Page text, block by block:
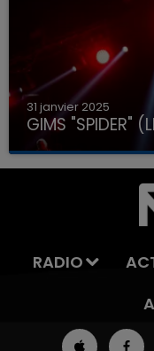
31 janvier 2025
GIMS "SPIDER"
RADIO